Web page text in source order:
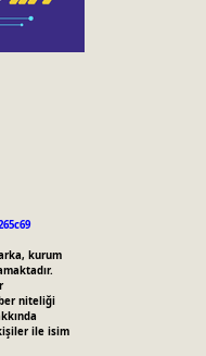
kurum
niteliği
ile isim